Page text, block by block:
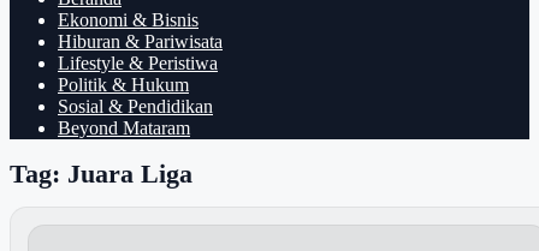
Ekonomi & Bisnis
Hiburan & Pariwisata
Lifestyle & Peristiwa
Politik & Hukum
Sosial & Pendidikan
Beyond Mataram
Tag: Juara Liga